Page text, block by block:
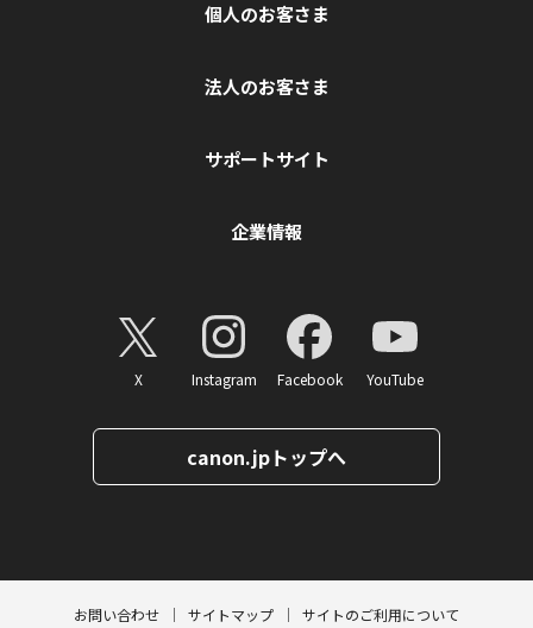
個人のお客さま
法人のお客さま
サポートサイト
企業情報
X Instagram Facebook YouTube
canon.jpトップへ
お問い合わせ サイトマップ サイトのご利用について